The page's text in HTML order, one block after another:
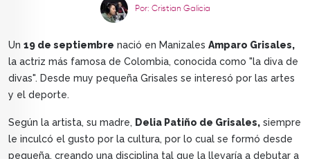
Por: Cristian Galicia
Un 19 de septiembre nació en Manizales Amparo Grisales,
la actriz más famosa de Colombia, conocida como "la diva de
divas". Desde muy pequeña Grisales se interesó por las artes
y el deporte.
Según la artista, su madre, Delia Patiño de Grisales, siempre
le inculcó el gusto por la cultura, por lo cual se formó desde
pequeña, creando una disciplina tal que la llevaría a debutar a